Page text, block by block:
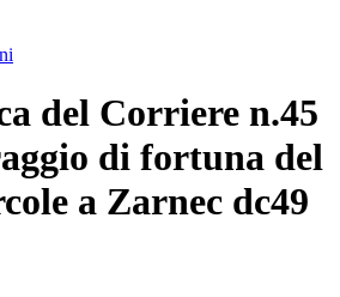
del Corriere n.45
di fortuna del
a Zarnec dc49